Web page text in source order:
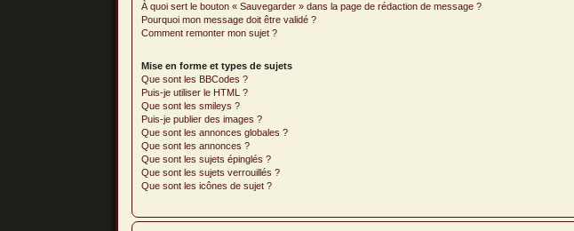
À quoi sert le bouton « Sauvegarder » dans la page de rédaction de message ?
Pourquoi mon message doit être validé ?
Comment remonter mon sujet ?
Mise en forme et types de sujets
Que sont les BBCodes ?
Puis-je utiliser le HTML ?
Que sont les smileys ?
Puis-je publier des images ?
Que sont les annonces globales ?
Que sont les annonces ?
Que sont les sujets épinglés ?
Que sont les sujets verrouillés ?
Que sont les icônes de sujet ?